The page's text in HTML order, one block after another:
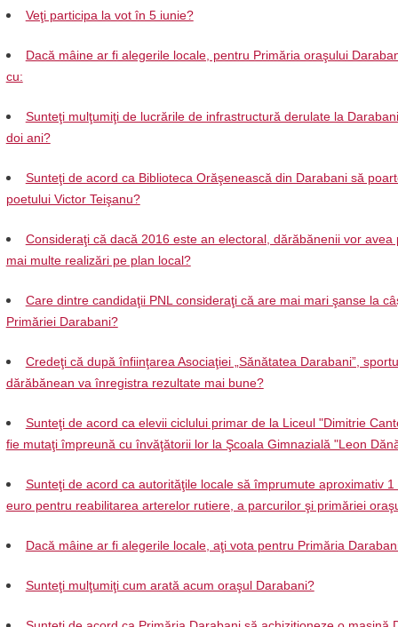
Veţi participa la vot în 5 iunie?
Dacă mâine ar fi alegerile locale, pentru Primăria oraşului
cu:
Sunteţi mulţumiţi de lucrările de infrastructură derulate la
doi ani?
Sunteţi de acord ca Biblioteca Orăşenească din Darabani să
poetului Victor Teişanu?
Consideraţi că dacă 2016 este an electoral, dărăbănenii vor avea
mai multe realizări pe plan local?
Care dintre candidaţii PNL consideraţi că are mai mari şanse la
Primăriei Darabani?
Credeţi că după înfiinţarea Asociaţiei „Sănătatea Darabani”,
dărăbănean va înregistra rezultate mai bune?
Sunteţi de acord ca elevii ciclului primar de la Liceul "Dimitrie
fie mutaţi împreună cu învăţătorii lor la Şcoala Gimnazială "Leon
Sunteţi de acord ca autorităţile locale să împrumute aproximativ 1
euro pentru reabilitarea arterelor rutiere, a parcurilor şi primăriei
Dacă mâine ar fi alegerile locale, aţi vota pentru Primăria
Sunteţi mulţumiţi cum arată acum oraşul Darabani?